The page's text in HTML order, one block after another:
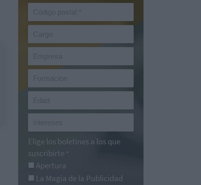
Elige los boletines a los que
suscribirte *
Apertura
La Magia de la Publicidad